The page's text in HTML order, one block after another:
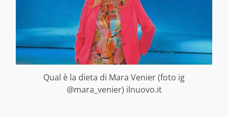
Qual è la dieta di Mara Venier (foto ig
@mara_venier) ilnuovo.it